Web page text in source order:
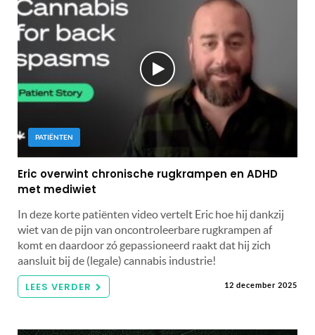
PATIËNTEN
Eric overwint chronische rugkrampen en ADHD
met mediwiet
In deze korte patiënten video vertelt Eric hoe hij dankzij
wiet van de pijn van oncontroleerbare rugkrampen af
komt en daardoor zó gepassioneerd raakt dat hij zich
aansluit bij de (legale) cannabis industrie!
LEES VERDER 12 december 2025